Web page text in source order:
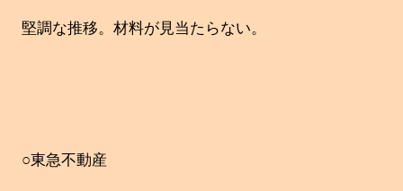
堅調な推移。材料が見当たらない。
○東急不動産